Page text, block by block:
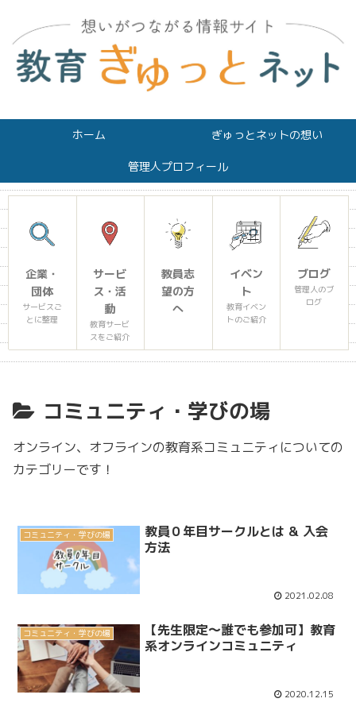
ホーム ぎゅっとネットの想い
管理人プロフィール
企業・
団体
サービスご
とに整理
サービ
ス・活
動
教育サービ
スをご紹介
教員志
望の方
へ
イベン
ト
教育イベン
トのご紹介
ブログ
管理人のブ
ログ
コミュニティ・学びの場
オンライン、オフラインの教育系コミュニティについての
カテゴリーです！
コミュニティ・学びの場
教員０年目サークルとは & 入会
方法
2021.02.08
コミュニティ・学びの場
【先生限定～誰でも参加可】教育
系オンラインコミュニティ
2020.12.15